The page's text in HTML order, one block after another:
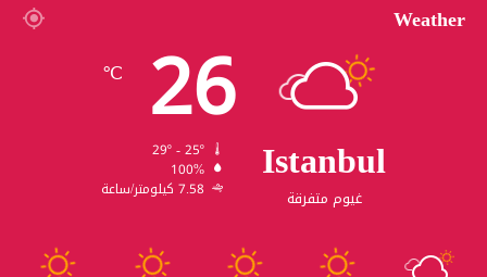
Weather
Istanbul
غيوم متفرقة
26
℃
100%
7.58 كيلومتر/ساعة